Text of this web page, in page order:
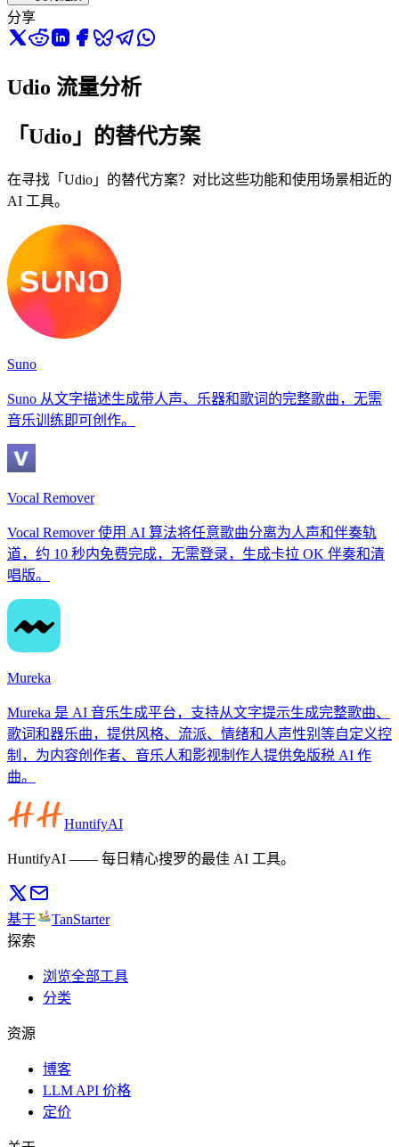
分享
Udio 流量分析
「Udio」的替代方案
在寻找「Udio」的替代方案？对比这些功能和使用场景相近的
AI 工具。
Suno
Suno 从文字描述生成带人声、乐器和歌词的完整歌曲，无需
音乐训练即可创作。
Vocal Remover
Vocal Remover 使用 AI 算法将任意歌曲分离为人声和伴奏轨
道，约 10 秒内免费完成，无需登录，生成卡拉 OK 伴奏和清
唱版。
Mureka
Mureka 是 AI 音乐生成平台，支持从文字提示生成完整歌曲、
歌词和器乐曲，提供风格、流派、情绪和人声性别等自定义控
制，为内容创作者、音乐人和影视制作人提供免版税 AI 作
曲。
HuntifyAI
HuntifyAI —— 每日精心搜罗的最佳 AI 工具。
基于
TanStarter
探索
浏览全部工具
分类
资源
博客
LLM API 价格
定价